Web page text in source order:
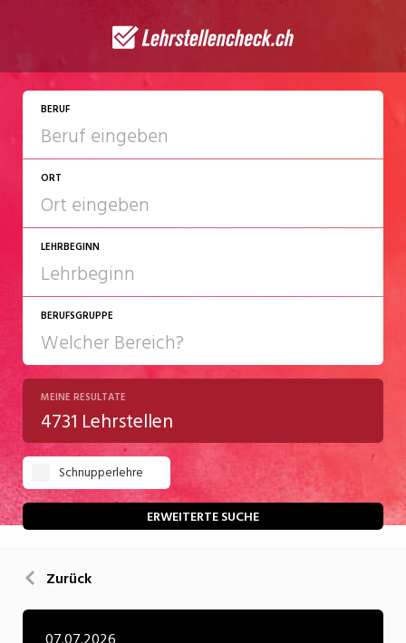
BERUF
ORT
LEHRBEGINN
2027
2028
BERUFSGRUPPE
Chemie/Pharma
Gastgewerbe
Gesundheit/Pflege/Soziales
Handwerk/Technik
Kultur
MEINE RESULTATE
4731 Lehrstellen
Schnupperlehre
ERWEITERTE SUCHE
Zurück